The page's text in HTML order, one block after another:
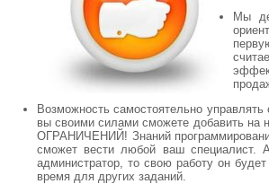
Мы
Возможность самостоятельно
вы своими силами сможете добавить на
ОГРАНИЧЕНИЙ! Знаний
сможет вести любой ваш специалист.
администратор, то свою работу он
время для других заданий.